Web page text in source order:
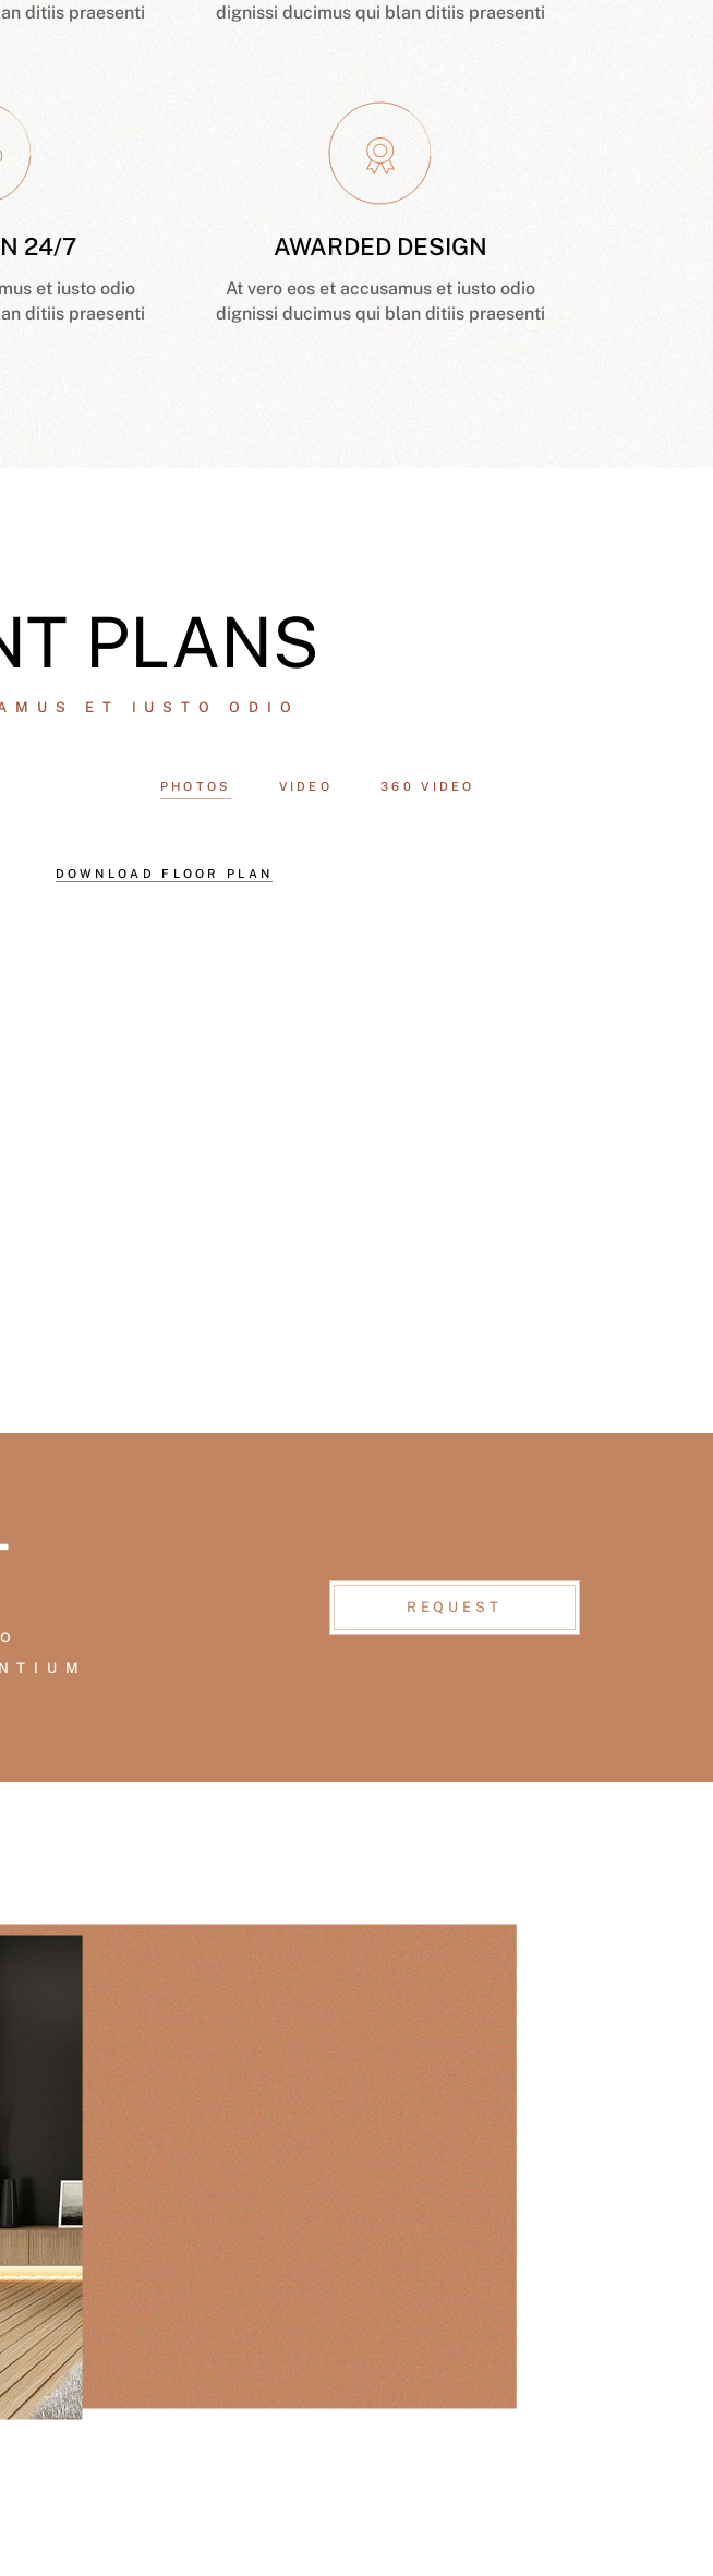
ditiis praesenti
dignissi ducimus qui blan ditiis praesenti
24/7
et iusto odio
ditiis praesenti
AWARDED DESIGN
At vero eos et accusamus et iusto odio
dignissi ducimus qui blan ditiis praesenti
PLANS
ET IUSTO ODIO
PHOTOS VIDEO 360 VIDEO
DOWNLOAD FLOOR PLAN
REQUEST